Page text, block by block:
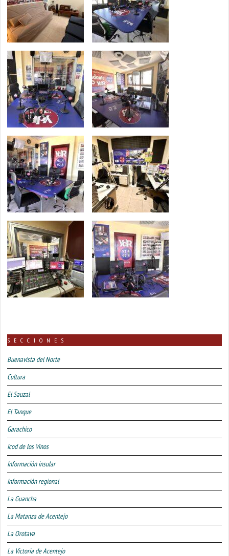
SECCIONES
Buenavista del Norte
Cultura
El Sauzal
El Tanque
Garachico
Icod de los Vinos
Información insular
Información regional
La Guancha
La Matanza de Acentejo
La Orotava
La Victoria de Acentejo